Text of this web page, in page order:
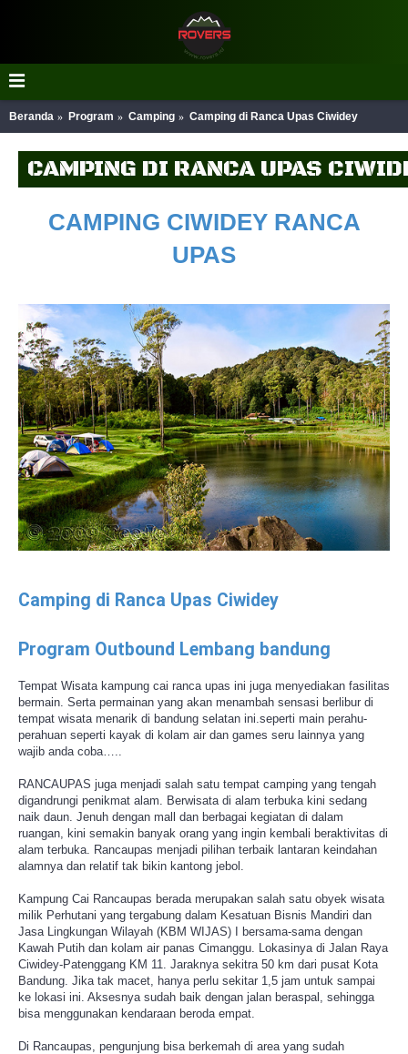
Beranda Program Camping Camping di Ranca Upas Ciwidey
CAMPING DI RANCA UPAS
CAMPING CIWIDEY RANCA
UPAS
Camping di Ranca Upas Ciwidey
Program Outbound Lembang bandung
Tempat Wisata kampung cai ranca upas ini juga menyediakan fasilitas
bermain. Serta permainan yang akan menambah sensasi berlibur di
tempat wisata menarik di bandung selatan ini.seperti main perahu-
perahuan seperti kayak di kolam air dan games seru lainnya yang
wajib anda coba…..
RANCAUPAS juga menjadi salah satu tempat camping yang tengah
digandrungi penikmat alam. Berwisata di alam terbuka kini sedang
naik daun. Jenuh dengan mall dan berbagai kegiatan di dalam
ruangan, kini semakin banyak orang yang ingin kembali beraktivitas di
alam terbuka. Rancaupas menjadi pilihan terbaik lantaran keindahan
alamnya dan relatif tak bikin kantong jebol.
Kampung Cai Rancaupas berada merupakan salah satu obyek wisata
milik Perhutani yang tergabung dalam Kesatuan Bisnis Mandiri dan
Jasa Lingkungan Wilayah (KBM WIJAS) I bersama-sama dengan
Kawah Putih dan kolam air panas Cimanggu. Lokasinya di Jalan Raya
Ciwidey-Patenggang KM 11. Jaraknya sekitra 50 km dari pusat Kota
Bandung. Jika tak macet, hanya perlu sekitar 1,5 jam untuk sampai
ke lokasi ini. Aksesnya sudah baik dengan jalan beraspal, sehingga
bisa menggunakan kendaraan beroda empat.
Di Rancaupas, pengunjung bisa berkemah di area yang sudah